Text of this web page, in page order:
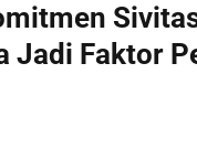
Jadi Faktor